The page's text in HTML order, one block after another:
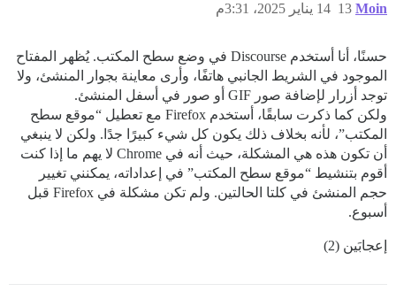
Moin 14 يناير 2025، 3:31م 13
حسنًا، أنا أستخدم Discourse في وضع سطح المكتب. يُظهر المفتاح
الموجود في الشريط الجانبي هاتفًا، وأرى معاينة بجوار المنشئ، ولا
توجد أزرار لإضافة صور GIF أو صور في أسفل المنشئ.
ولكن كما ذكرت سابقًا، أستخدم Firefox مع تعطيل “موقع سطح
المكتب”، لأنه بخلاف ذلك يكون كل شيء كبيرًا جدًا. ولكن لا ينبغي
أن تكون هذه هي المشكلة، حيث أنه في Chrome لا يهم ما إذا كنت
أقوم بتنشيط “موقع سطح المكتب” في إعداداته، يمكنني تغيير
حجم المنشئ في كلتا الحالتين. ولم تكن مشكلة في Firefox قبل
أسبوع.
إعجابَين (2)